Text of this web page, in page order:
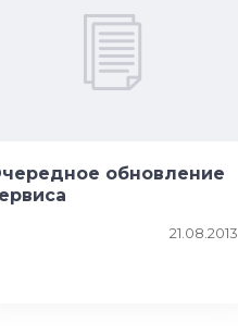
обновление
21.08.2013